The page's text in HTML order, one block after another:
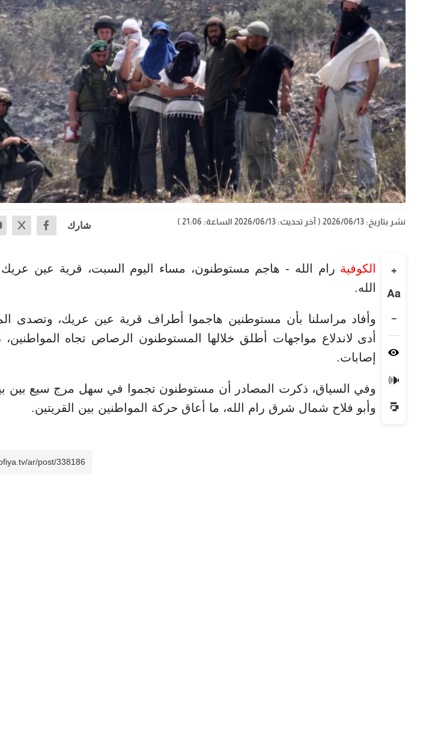
نشر بتاريخ: 2026/06/13 ( آخر تحديث: 2026/06/13 الساعة: 21:06 ) شارك
+
Aa
−
🔊
الكوفية رام الله - هاجم مستوطنون، مساء اليوم السبت، قرية عين
الله.
وأفاد مراسلنا بأن مستوطنين هاجموا أطراف قرية عين عريك، وتصدى
أدى لاندلاع مواجهات أطلق خلالها المستوطنون الرصاص تجاه
إصابات.
وفي السياق، ذكرت المصادر أن مستوطنون تجموا في سهل مرج سيع بين
وأبو فلاح شمال شرق رام الله، ما أعاق حركة المواطنين بين القريتين.